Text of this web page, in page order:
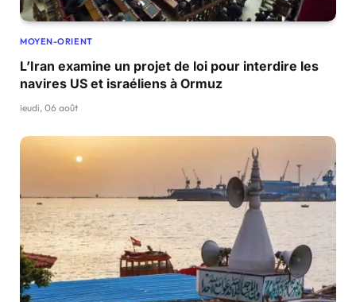
MOYEN-ORIENT
L’Iran examine un projet de loi pour interdire les
navires US et israéliens à Ormuz
jeudi, 06 août